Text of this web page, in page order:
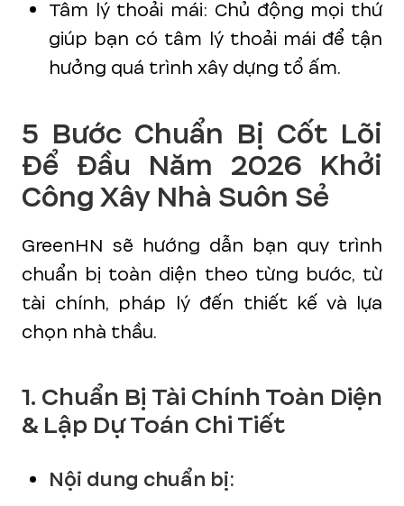
Tâm lý thoải mái: Chủ động mọi thứ
giúp bạn có tâm lý thoải mái để tận
hưởng quá trình xây dựng tổ ấm.
5 Bước Chuẩn Bị Cốt Lõi
Để Đầu Năm 2026 Khởi
Công Xây Nhà Suôn Sẻ
GreenHN sẽ hướng dẫn bạn quy trình
chuẩn bị toàn diện theo từng bước, từ
tài chính, pháp lý đến thiết kế và lựa
chọn nhà thầu.
1. Chuẩn Bị Tài Chính Toàn Diện
& Lập Dự Toán Chi Tiết
Nội dung chuẩn bị: